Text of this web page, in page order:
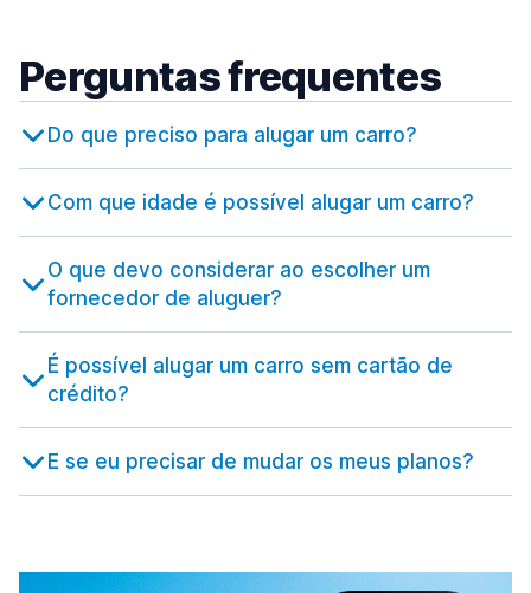
Benfica
8 ofertas especiais em 1 localização
Braga
Bragança
Caldas da Rainha
82 ofertas especiais em 1 localização
54 ofertas especiais em 3 localizações
Coimbra
189 ofertas especiais em 2 localizações
Évora
156 ofertas especiais em 1 localização
desde 35,69 € por dia
Aeroporto de Genebra
desde 37,81 € por dia
Zurique
637 ofertas especiais em 13 localizações
Perguntas frequentes
Do que preciso para alugar um carro?
Com que idade é possível alugar um carro?
O que devo considerar ao escolher um
fornecedor de aluguer?
É possível alugar um carro sem cartão de
crédito?
E se eu precisar de mudar os meus planos?